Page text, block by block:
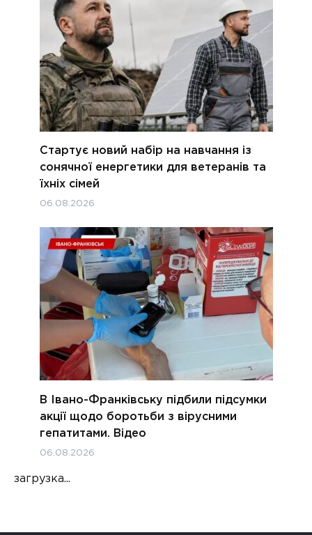
Стартує новий набір на навчання із
сонячної енергетики для ветеранів та
їхніх сімей
06.08.2026
В Івано-Франківську підбили підсумки
акції щодо боротьби з вірусними
гепатитами. Відео
06.08.2026
загрузка...